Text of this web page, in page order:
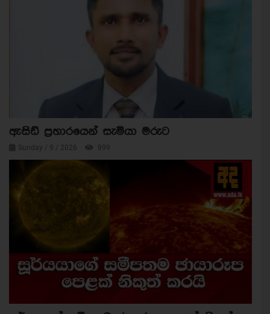
ඇසිඩ් ප්‍රහාරයෙන් සැමියා මරුට
Sunday / 9 / 2026 899